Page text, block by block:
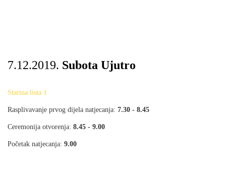
7.12.2019. Subota Ujutro
Startna lista 1
Rasplivavanje prvog dijela natjecanja: 7.30 - 8.45
Ceremonija otvorenja: 8.45 - 9.00
Početak natjecanja: 9.00